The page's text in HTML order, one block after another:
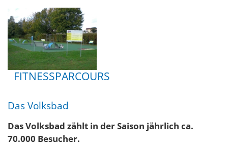
FITNESSPARCOURS
Das Volksbad
Das Volksbad zählt in der Saison jährlich ca.
70.000 Besucher.